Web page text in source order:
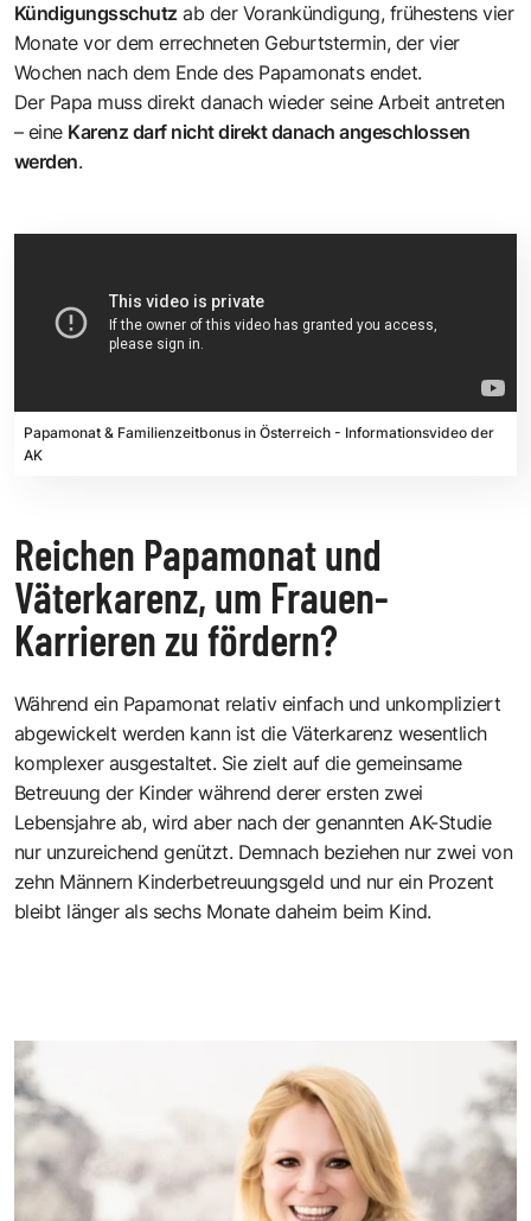
Kündigungsschutz ab der Vorankündigung, frühestens vier
Monate vor dem errechneten Geburtstermin, der vier
Wochen nach dem Ende des Papamonats endet.
Der Papa muss direkt danach wieder seine Arbeit antreten
– eine Karenz darf nicht direkt danach angeschlossen
werden.
Papamonat & Familienzeitbonus in Österreich - Informationsvideo der
AK
Reichen Papamonat und
Väterkarenz, um Frauen-
Karrieren zu fördern?
Während ein Papamonat relativ einfach und unkompliziert
abgewickelt werden kann ist die Väterkarenz wesentlich
komplexer ausgestaltet. Sie zielt auf die gemeinsame
Betreuung der Kinder während derer ersten zwei
Lebensjahre ab, wird aber nach der genannten AK-Studie
nur unzureichend genützt. Demnach beziehen nur zwei von
zehn Männern Kinderbetreuungsgeld und nur ein Prozent
bleibt länger als sechs Monate daheim beim Kind.